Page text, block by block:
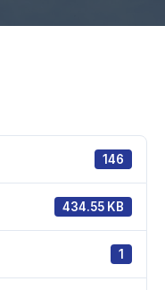
146
434.55 KB
1